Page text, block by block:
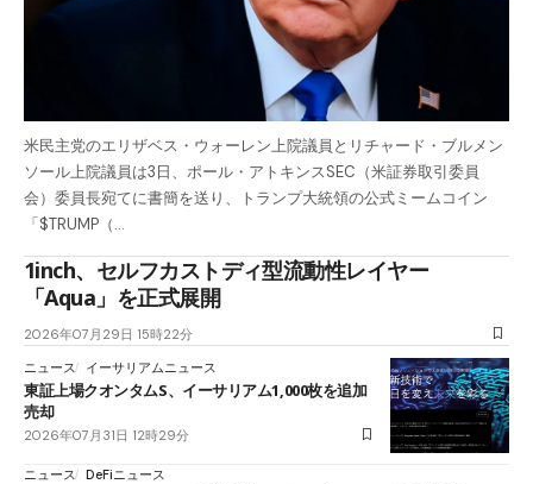
米民主党のエリザベス・ウォーレン上院議員とリチャード・ブルメン
ソール上院議員は3日、ポール・アトキンスSEC（米証券取引委員
会）委員長宛てに書簡を送り、トランプ大統領の公式ミームコイン
「$TRUMP（…
1inch、セルフカストディ型流動性レイヤー
「Aqua」を正式展開
2026年07月29日 15時22分
ニュース
イーサリアムニュース
東証上場クオンタムS、イーサリアム1,000枚を追加
売却
2026年07月31日 12時29分
ニュース DeFiニュース